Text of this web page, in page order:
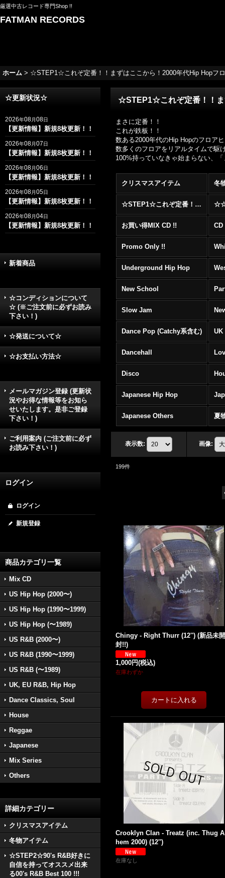
厳選中古レコード専門Shop !!
FATMAN RECORDS
ホーム > ☆STEP1☆これぞ定番！！まずはここから！2000年代Hip Hopフ
☆更新状況☆
2026年08月08日
【更新情報】新規8枚更新！！
2026年08月07日
【更新情報】新規8枚更新！！
2026年08月06日
【更新情報】新規8枚更新！！
2026年08月05日
【更新情報】新規8枚更新！！
2026年08月04日
【更新情報】新規8枚更新！！
新着商品
☆コンディションについて
☆ (※ご注文前に必ずお読み
下さい！)
☆発送について☆
☆お支払い方法☆
メールマガジン登録 (更新状
況やお得な情報等をお知ら
せいたします。是非ご登録
下さい！)
ご利用案内 (ご注文前に必ず
お読み下さい！)
ログイン
ログイン
新規登録
商品カテゴリ一覧
Mix CD
US Hip Hop (2000〜)
US Hip Hop (1990〜1999)
US Hip Hop (〜1989)
US R&B (2000〜)
US R&B (1990〜1999)
US R&B (〜1989)
UK, EU R&B, Hip Hop
Dance Classics, Soul
House
Reggae
Japanese
Mix Series
Others
詳細カテゴリー
クリスマスアイテム
冬物アイテム
☆STEP2☆90's R&B好きに
自信を持ってオススメ出来
る00's R&B Best 100 !!!
☆STEP1☆これぞ定番！！ま
まさに定番！！
これが鉄板！！
数ある2000年代のHip Hopのフロア
数多くのフロアをリアルタイムで駆
100%持っていなきゃ始まらない、
クリスマスアイテム 冬
☆STEP1☆これぞ定番！！まずはここから！2000年代R&BフロアヒットBest 100 !!!
お買い得MIX CD !!
Promo Only !!
Underground Hip Hop
New School
Slow Jam
Dance Pop (Catchy系含む) UK
Dancehall
Disco
Japanese Hip Hop
Japanese Others 夏
表示数: 画像:
199件
Chingy - Right Thurr (12'') (新品未開
封!!)
1,000円(税込)
在庫わずか
Crooklyn Clan - Treatz (inc. Thug
hem 2000) (12'')
在庫なし